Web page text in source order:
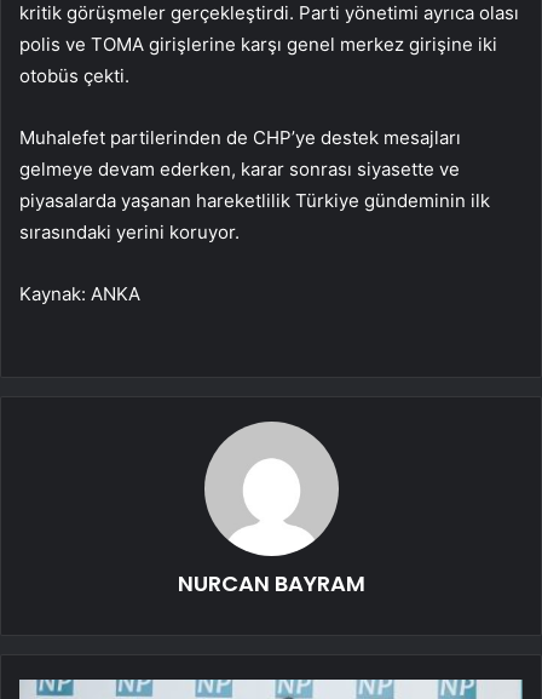
kritik görüşmeler gerçekleştirdi. Parti yönetimi ayrıca olası
polis ve TOMA girişlerine karşı genel merkez girişine iki
otobüs çekti.
Muhalefet partilerinden de CHP’ye destek mesajları
gelmeye devam ederken, karar sonrası siyasette ve
piyasalarda yaşanan hareketlilik Türkiye gündeminin ilk
sırasındaki yerini koruyor.
Kaynak: ANKA
NURCAN BAYRAM